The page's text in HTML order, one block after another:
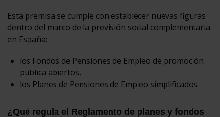
Esta premisa se cumple con establecer nuevas figuras
dentro del marco de la previsión social complementaria
en España:
los Fondos de Pensiones de Empleo de promoción
pública abiertos,
los Planes de Pensiones de Empleo simplificados.
¿Qué regula el Reglamento de planes y fondos